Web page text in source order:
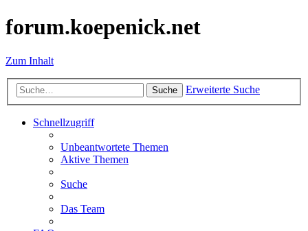
forum.koepenick.net
Zum Inhalt
Suche Erweiterte Suche
Schnellzugriff
Unbeantwortete Themen
Aktive Themen
Suche
Das Team